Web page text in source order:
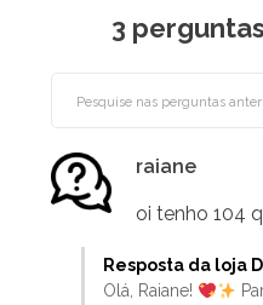
3 perguntas
raiane
oi tenho 104
Resposta da loja
Olá, Raiane!